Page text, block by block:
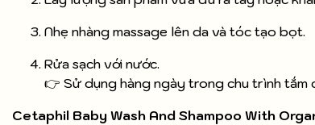
Nhẹ nhàng massage lên da và tóc tạo bọt.
Rửa sạch với nước.
👉 Sử dụng hàng ngày trong chu trình tắm
Cetaphil Baby Wash And Shampoo With